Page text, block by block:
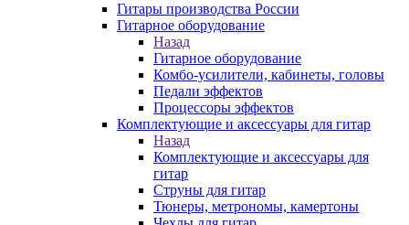
Гитары производства России
Гитарное оборудование
Назад
Гитарное оборудование
Комбо-усилители, кабинеты, головы
Педали эффектов
Процессоры эффектов
Комплектующие и аксессуары для гитар
Назад
Комплектующие и аксессуары для
гитар
Струны для гитар
Тюнеры, метрономы, камертоны